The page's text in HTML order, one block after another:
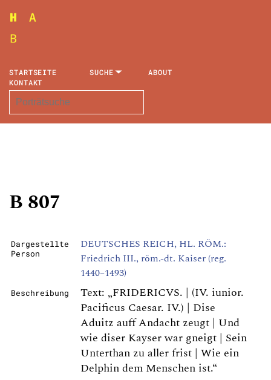
STARTSEITE SUCHE
ABOUT
KONTAKT
B 807
Dargestellte
Person
DEUTSCHES REICH, HL. RÖM.:
Friedrich III., röm.-dt. Kaiser (reg.
1440–1493)
Beschreibung
Text: „FRIDERICVS. | (IV. iunior.
Pacificus Caesar. IV.) | Dise
Aduitz auff Andacht zeugt | Und
wie diser Kayser war gneigt | Sein
Unterthan zu aller frist | Wie ein
Delphin dem Menschen ist.“